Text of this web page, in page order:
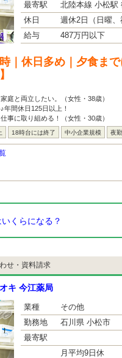
最寄駅
北陸本線 小松駅
休日
週休2日（日曜、
給与
487万円以下
｜休日多め｜夕食ま
庭と両立したい。（女性・38歳）
間休日125日以上！
事に取り組める！（女性・30歳）
18時台には終了 中小企業規模 夜勤
くらになる？
せ・資料請求
キ 今江薬局
業種
その他
勤務地
石川県 小松市
最寄駅
月平均9日休